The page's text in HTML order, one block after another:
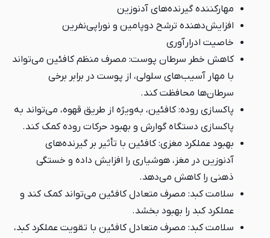
مهارکننده گیرنده‌های آدنوزین
افزایش‌دهنده ترشح دوپامین و نوراپی‌نفرین
خاصیت ادرارآوری
کاهش خطر سرطان پوست: مصرف منظم کافئین می‌تواند
با مهار آسیب‌های سلولی، از پوست در برابر برخی
سرطان‌ها محافظت کند.
پاکسازی روده: کافئین، به‌ویژه از طریق قهوه، می‌تواند به
پاکسازی دستگاه گوارش و بهبود حرکات روده کمک کند.
بهبود عملکرد مغزی: کافئین با تأثیر بر گیرنده‌های
آدنوزین در مغز، هوشیاری را افزایش داده و خستگی
ذهنی را کاهش می‌دهد.
سلامت کبد: مصرف متعادل کافئین می‌تواند کمک کند و
عملکرد کبد را بهبود بخشد.
سلامت کبد: مصرف متعادل کافئین با تقویت عملکرد کبد،